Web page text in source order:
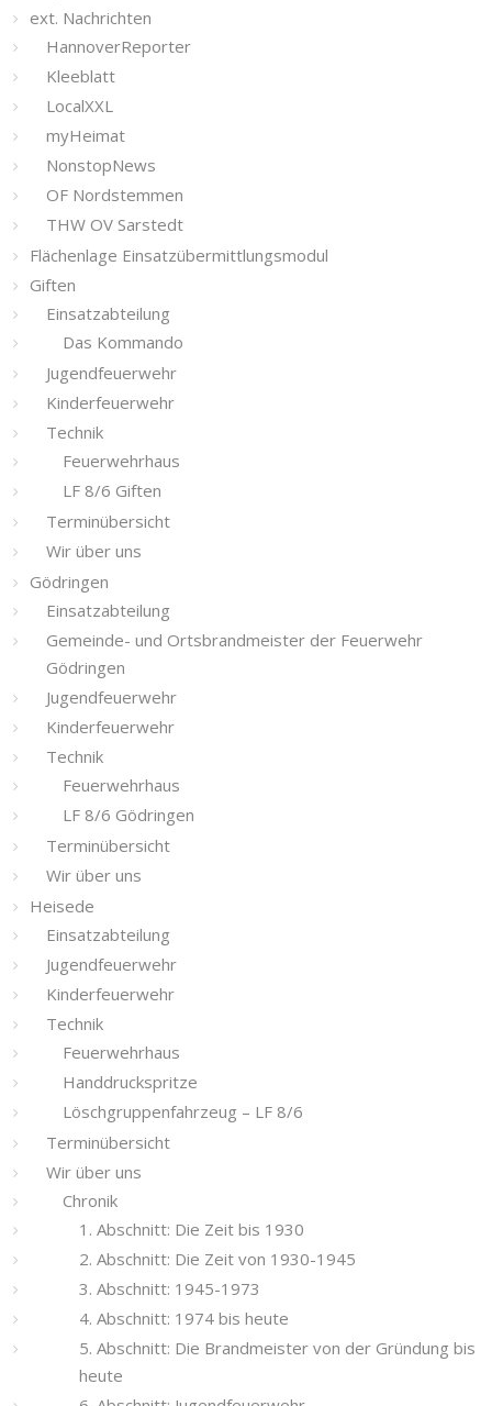
ext. Nachrichten
HannoverReporter
Kleeblatt
LocalXXL
myHeimat
NonstopNews
OF Nordstemmen
THW OV Sarstedt
Flächenlage Einsatzübermittlungsmodul
Giften
Einsatzabteilung
Das Kommando
Jugendfeuerwehr
Kinderfeuerwehr
Technik
Feuerwehrhaus
LF 8/6 Giften
Terminübersicht
Wir über uns
Gödringen
Einsatzabteilung
Gemeinde- und Ortsbrandmeister der Feuerwehr
Gödringen
Jugendfeuerwehr
Kinderfeuerwehr
Technik
Feuerwehrhaus
LF 8/6 Gödringen
Terminübersicht
Wir über uns
Heisede
Einsatzabteilung
Jugendfeuerwehr
Kinderfeuerwehr
Technik
Feuerwehrhaus
Handdruckspritze
Löschgruppenfahrzeug – LF 8/6
Terminübersicht
Wir über uns
Chronik
1. Abschnitt: Die Zeit bis 1930
2. Abschnitt: Die Zeit von 1930-1945
3. Abschnitt: 1945-1973
4. Abschnitt: 1974 bis heute
5. Abschnitt: Die Brandmeister von der Gründung bis
heute